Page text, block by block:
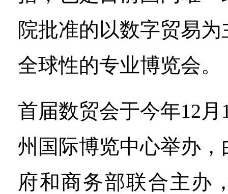
院批准的以数字贸易
全球性的专业博览会。
首届数贸会于今年12月
州国际博览中心举办
府和商务部联合主办